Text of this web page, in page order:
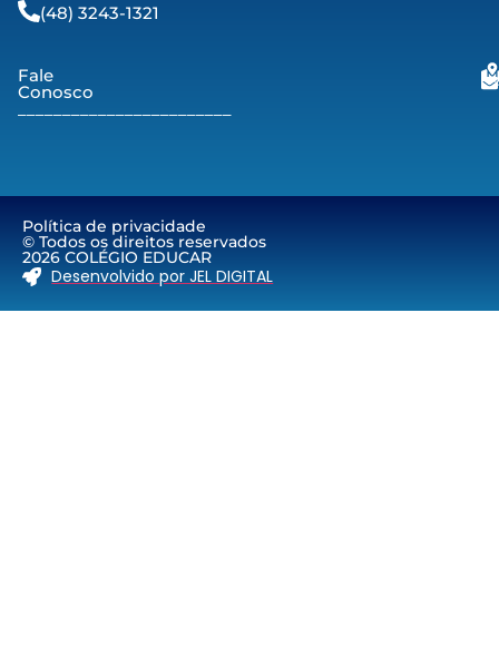
Fale
Conosco
(48) 3243-1321
Política de privacidade
© Todos os direitos reservados
2026 COLÉGIO EDUCAR
Desenvolvido por JEL DIGITAL